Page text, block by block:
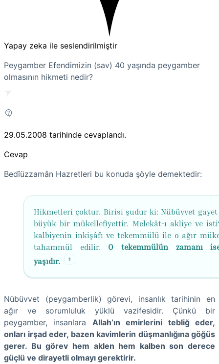
Yapay zeka ile seslendirilmiştir
Peygamber Efendimizin (sav) 40 yaşında peygamber
olmasının hikmeti nedir?
29.05.2008 tarihinde cevaplandı.
Cevap
Bedîüzzamân Hazretleri bu konuda şöyle demektedir:
Hikmetleri çoktur. Birisi şudur ki: Nübüvvet gayet
büyük bir mükellefiyettir. Melekât-ı akliye ve
kalbiyenin inkişâfı ve tekemmülü ile o ağır
tahammül edilir. O tekemmülün zamanı
yaşıdır.
1
Nübüvvet (peygamberlik) görevi, insanlık tarihinin en
ağır ve sorumluluk yüklü vazifesidir. Çünkü bir
peygamber, insanlara Allah’ın emirlerini tebliğ eder,
onları irşad eder, bazen kavimlerin düşmanlığına göğüs
gerer. Bu görev hem aklen hem kalben son derece
güçlü ve dirayetli olmayı gerektirir.